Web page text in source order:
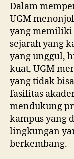
Dalam
UGM
yang memiliki
sejarah yang
yang unggul,
kuat, UGM
yang tidak
fasilitas
mendukung
kampus yang
lingkungan
berkembang.